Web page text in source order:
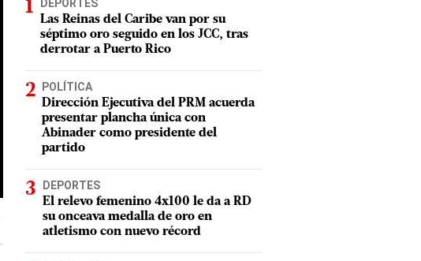
DEPORTES
Las Reinas del Caribe van por su
séptimo oro seguido en los JCC, tras
derrotar a Puerto Rico
POLÍTICA
Dirección Ejecutiva del PRM acuerda
presentar plancha única con
Abinader como presidente del
partido
DEPORTES
El relevo femenino 4x100 le da a RD
su onceava medalla de oro en
atletismo con nuevo récord